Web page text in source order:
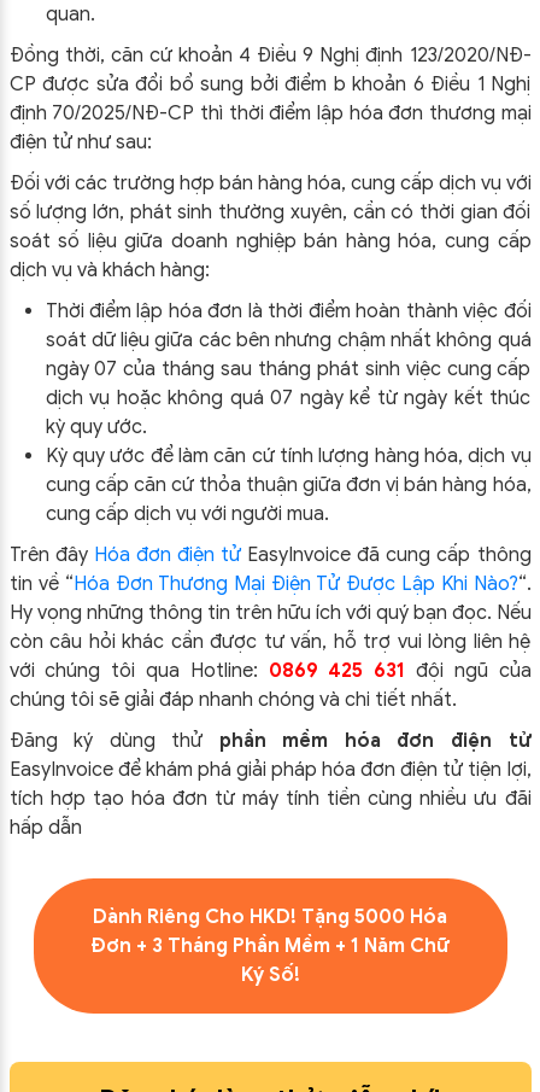
quan.
Đồng thời, căn cứ khoản 4 Điều 9 Nghị định 123/2020/NĐ-
CP được sửa đổi bổ sung bởi điểm b khoản 6 Điều 1 Nghị
định 70/2025/NĐ-CP thì thời điểm lập hóa đơn thương mại
điện tử như sau:
Đối với các trường hợp bán hàng hóa, cung cấp dịch vụ với
số lượng lớn, phát sinh thường xuyên, cần có thời gian đối
soát số liệu giữa doanh nghiệp bán hàng hóa, cung cấp
dịch vụ và khách hàng:
Thời điểm lập hóa đơn là thời điểm hoàn thành việc đối
soát dữ liệu giữa các bên nhưng chậm nhất không quá
ngày 07 của tháng sau tháng phát sinh việc cung cấp
dịch vụ hoặc không quá 07 ngày kể từ ngày kết thúc
kỳ quy ước.
Kỳ quy ước để làm căn cứ tính lượng hàng hóa, dịch vụ
cung cấp căn cứ thỏa thuận giữa đơn vị bán hàng hóa,
cung cấp dịch vụ với người mua.
Trên đây Hóa đơn điện tử EasyInvoice đã cung cấp thông
tin về “Hóa Đơn Thương Mại Điện Tử Được Lập Khi Nào?“.
Hy vọng những thông tin trên hữu ích với quý bạn đọc. Nếu
còn câu hỏi khác cần được tư vấn, hỗ trợ vui lòng liên hệ
với chúng tôi qua Hotline: 0869 425 631 đội ngũ của
chúng tôi sẽ giải đáp nhanh chóng và chi tiết nhất.
Đăng ký dùng thử phần mềm
hóa đơn điện tử
EasyInvoice để khám phá giải pháp hóa đơn điện tử tiện lợi,
tích hợp tạo hóa đơn từ máy tính tiền cùng nhiều ưu đãi
hấp dẫn
Dành Riêng Cho HKD! Tặng 5000 Hóa
Đơn + 3 Tháng Phần Mềm + 1 Năm Chữ
Ký Số!